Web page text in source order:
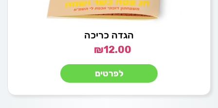
הגדה כריכה
₪12.00
לפרטים